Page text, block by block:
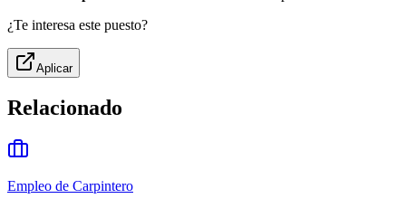
¿Te interesa este puesto?
Aplicar
Relacionado
Empleo de Carpintero